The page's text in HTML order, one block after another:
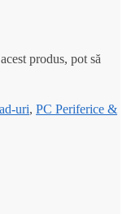
produs, pot să
uri, PC Periferice &